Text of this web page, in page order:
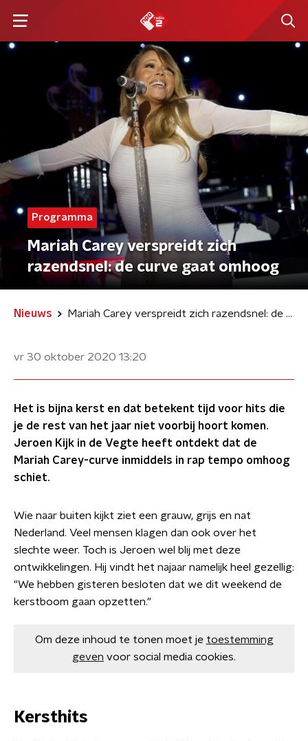
Programma
Mariah Carey verspreidt zich
razendsnel: de curve gaat omhoog
Nieuws Mariah Carey verspreidt zich razendsnel: de curve gaat omhoog
vr 30 oktober 2020 13:20
Het is bijna kerst en dat betekent tijd voor hits die
je de rest van het jaar niet voorbij hoort komen.
Jeroen Kijk in de Vegte heeft ontdekt dat de
Mariah Carey-curve inmiddels in rap tempo omhoog
schiet.
Wie naar buiten kijkt ziet een grauw, grijs en nat
Nederland. Veel mensen klagen dan ook over het
slechte weer. Toch is Jeroen wel blij met deze
ontwikkelingen. Hij vindt het najaar namelijk heel gezellig:
"We hebben gisteren besloten dat we dit weekend de
kerstboom gaan opzetten."
Om deze inhoud te tonen moet je toestemming
geven voor social media cookies.
Kersthits